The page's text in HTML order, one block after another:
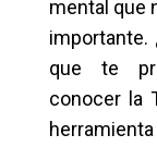
mental que
que te
conocer la